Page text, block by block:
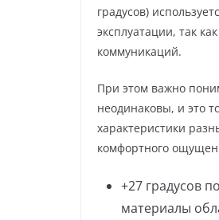
градусов)
эксплуатации, так
коммуникаций.
При этом важно
неодинаковы, и это
характеристики
комфортного
+27 градусов
материалы